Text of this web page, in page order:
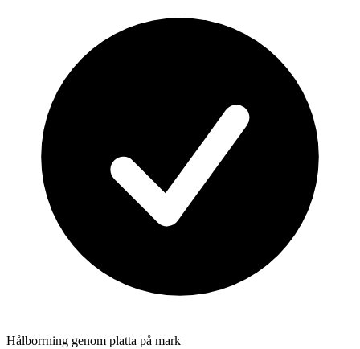
Hålborrning genom platta på mark